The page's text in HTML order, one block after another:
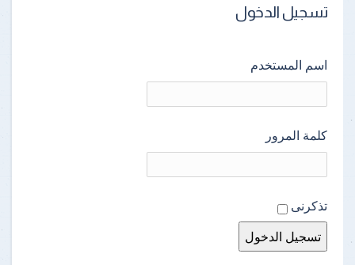
تسجيل الدخول
اسم المستخدم
كلمة المرور
تذكرنى